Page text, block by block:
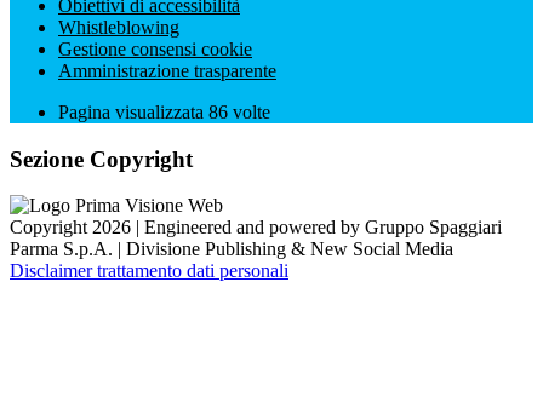
Obiettivi di accessibilità
Whistleblowing
Gestione consensi cookie
Amministrazione trasparente
Pagina visualizzata 86 volte
Sezione Copyright
Copyright 2026 | Engineered and powered by Gruppo Spaggiari
Parma S.p.A. | Divisione Publishing & New Social Media
Disclaimer trattamento dati personali